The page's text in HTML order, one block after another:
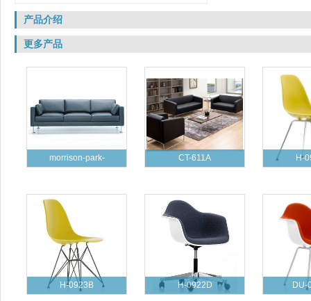
产品介绍
更多产品
morrison-park- CT-611A H-
H-0923B H-0922D DU-